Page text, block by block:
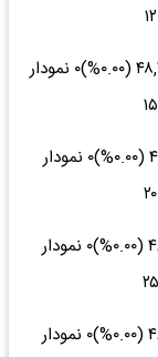
هر کیلو ورق سیاه ۱۵ فولاد مبارکه ۱/۵*۶ ۱۰۸۰ ۴۸,۲۰۰ (۰.۰۰%)۰ نمودار
هر کیلو ورق سیاه ۲۰ اکسین ۱/۵*۶ ۱۴۴۵ ۴۶,۰۰۰ (۰.۰۰%)۰ نمودار
هر کیلو ورق سیاه ۲۵ اکسین ۱/۵*۶ ۱۸۰۵ ۴۶,۰۰۰ (۰.۰۰%)۰ نمودار
هر کیلو ورق سیاه ۳۰ اکسین ۱/۵*۶ ۲۱۶۵ ۴۶,۰۰۰ (۰.۰۰%)۰ نمودار